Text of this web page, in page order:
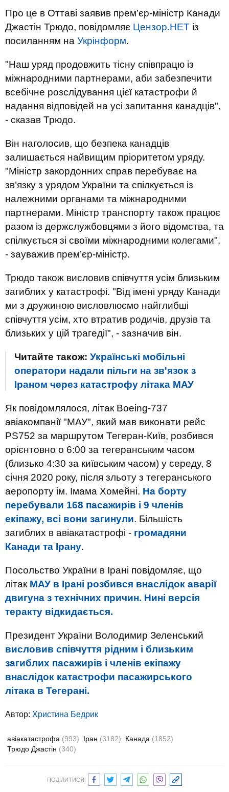
Про це в Оттаві заявив прем’єр-міністр Канади
Джастін Трюдо, повідомляє Цензор.НЕТ із
посиланням на Укрінформ.
"Наш уряд продовжить тісну співпрацю із
міжнародними партнерами, аби забезпечити
всебічне розслідування цієї катастрофи й
надання відповідей на усі запитання канадців",
- сказав Трюдо.
Він наголосив, що безпека канадців
залишається найвищим пріоритетом уряду.
"Міністр закордонних справ перебуває на
зв’язку з урядом України та спілкується із
належними органами та міжнародними
партнерами. Міністр транспорту також працює
разом із держслужбовцями з його відомства, та
спілкується зі своїми міжнародними колегами",
- зауважив прем’єр-міністр.
Трюдо також висловив співчуття усім близьким
загиблих у катастрофі. "Від імені уряду Канади
ми з дружиною висловлюємо найглибші
співчуття усім, хто втратив родичів, друзів та
близьких у цій трагедії", - зазначив він.
Читайте також: Українські мобільні
оператори надали пільги на зв'язок з
Іраном через катастрофу літака МАУ
Як повідомлялося, літак Boeing-737
авіакомпанії "МАУ", який мав виконати рейс
PS752 за маршрутом Тегеран-Київ, розбився
орієнтовно о 6:00 за тегеранським часом
(близько 4:30 за київським часом) у середу, 8
січня 2020 року, після зльоту з тегеранського
аеропорту ім. Імама Хомейні. На борту
перебували 168 пасажирів і 9 членів
екіпажу, всі вони загинули. Більшість
загиблих в авіакатастрофі - громадяни
Канади та Ірану.
Посольство України в Ірані повідомляє, що
літак МАУ в Ірані розбився внаслідок аварії
двигуна з технічних причин. Нині версія
теракту відкидається.
Президент України Володимир Зеленський
висловив співчуття рідним і близьким
загиблих пасажирів і членів екіпажу
внаслідок катастрофи пасажирського
літака в Тегерані.
Автор: Христина Бедрик
авіакатастрофа (993) Іран (3182) Канада (1852)
Трюдо Джастін (340)
ПОДІЛИТИСЯ: